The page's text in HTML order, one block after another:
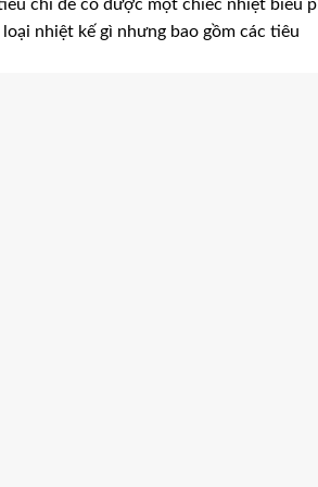
chí để có được một chiếc nhiệt biểu
nhiệt kế gì nhưng bao gồm các tiêu